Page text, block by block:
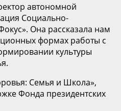
автономной
Социально-
Она рассказала нам
формах работы с
культуры
Семья и Школа»,
Фонда президентских